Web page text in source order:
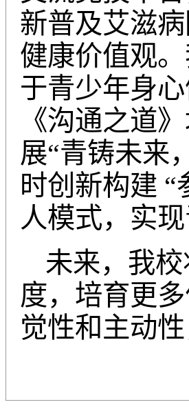
新普及艾滋
健康价值观
于青少年身
《沟通之道
展“青铸未来
时创新构建
人模式，实
未来，我
度，培育更
觉性和主动